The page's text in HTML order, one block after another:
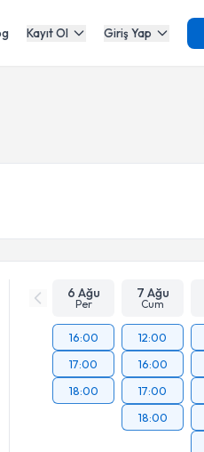
Kayıt Ol Giriş Yap
6 Ağu
Per
7 Ağu
Cum
16:00
17:00
18:00
12:00
16:00
17:00
18:00